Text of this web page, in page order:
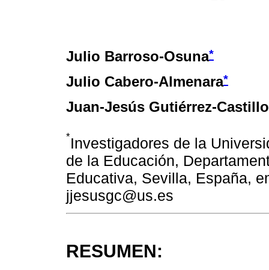
Julio Barroso-Osuna*
Julio Cabero-Almenara*
Juan-Jesús Gutiérrez-Castillo
*Investigadores de la
de la Educación,
Educativa, Sevilla, España,
jjesusgc@us.es
RESUMEN: